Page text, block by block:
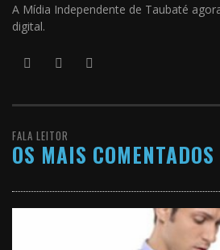
A Mídia Independente de Taubaté
digital.
FALA LEITOR
OS MAIS COMENTADOS